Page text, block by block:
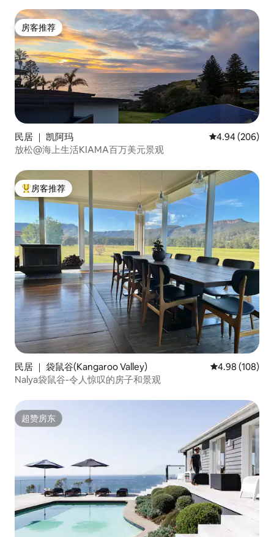
房客推荐
房客推荐
民居 ｜ 凯阿玛 平均评分 4.94
4.94 (206)
放松@海上生活KIAMA百万美元景观
热门「房客推荐」
房客推荐
民居 ｜ 袋鼠谷(Kangaroo Valley) 平均评分 4.98
4.98 (108)
Nalya袋鼠谷-令人惊叹的房子和景观
超赞房东
超赞房东